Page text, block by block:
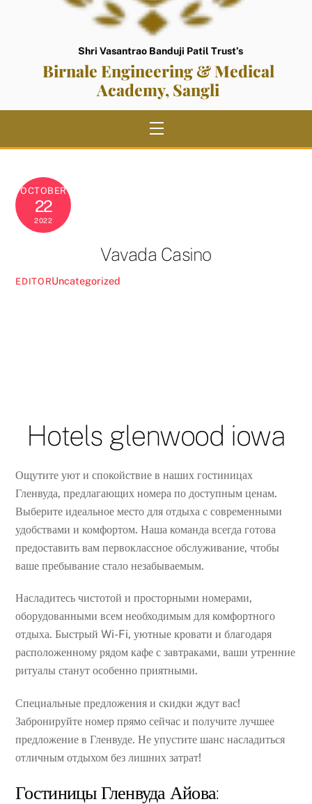
Shri Vasantrao Banduji Patil Trust’s
Birnale Engineering & Medical
Academy, Sangli
Menu
OCTOBER
22
2022
Vavada Casino
EDITORUncategorized
Hotels glenwood iowa
Ощутите уют и спокойствие в наших гостиницах
Гленвуда, предлагающих номера по доступным ценам.
Выберите идеальное место для отдыха с современными
удобствами и комфортом. Наша команда всегда готова
предоставить вам первоклассное обслуживание, чтобы
ваше пребывание стало незабываемым.
Насладитесь чистотой и просторными номерами,
оборудованными всем необходимым для комфортного
отдыха. Быстрый Wi-Fi, уютные кровати и благодаря
расположенному рядом кафе с завтраками, ваши утренние
ритуалы станут особенно приятными.
Специальные предложения и скидки ждут вас!
Забронируйте номер прямо сейчас и получите лучшее
предложение в Гленвуде. Не упустите шанс насладиться
отличным отдыхом без лишних затрат!
Гостиницы Гленвуда Айова: